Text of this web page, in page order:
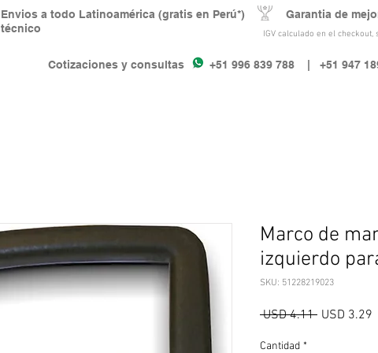
IGV calculado en el
Cotizaciones y consultas +51 996 839 788 | +51 947
Envios a todo Latinoamérica (gratis en Perú*) Garantia de
técnico
Marco de
izquierdo
SKU: 51228219023
USD 4.11 Precio
USD 3.29
Cantidad *